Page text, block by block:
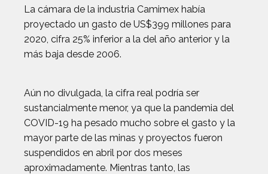
La cámara de la industria Camimex había
proyectado un gasto de US$399 millones para
2020, cifra 25% inferior a la del año anterior y la
más baja desde 2006.
Aún no divulgada, la cifra real podría ser
sustancialmente menor, ya que la pandemia del
COVID-19 ha pesado mucho sobre el gasto y la
mayor parte de las minas y proyectos fueron
suspendidos en abril por dos meses
aproximadamente. Mientras tanto, las